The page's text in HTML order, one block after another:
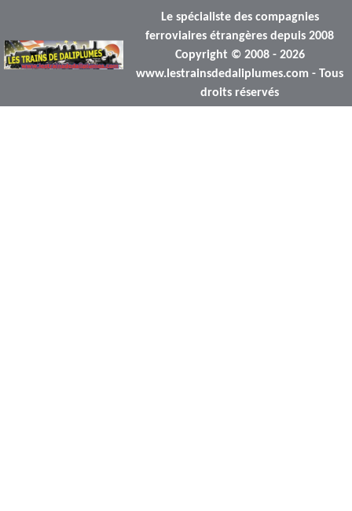
Le spécialiste des compagnies
ferroviaires étrangères depuis 2008
Copyright © 2008 - 2026
www.lestrainsdedaliplumes.com - Tous
droits réservés